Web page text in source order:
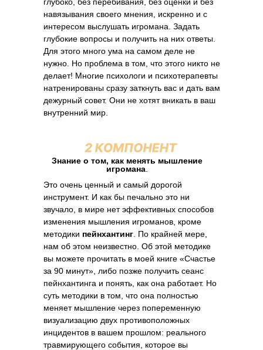
навязывания своего мнения, искренно и с
интересом выслушать игромана. Задать
глубокие вопросы и получить на них ответы.
Для этого много ума на самом деле не
нужно. Но проблема в том, что этого никто не
делает! Многие психологи и психотерапевты
натренированы сразу заткнуть вас и дать вам
дежурный совет. Они не хотят вникать в ваш
внутренний мир.
Это очень ценный и самый дорогой
инструмент. И как бы печально это ни
звучало, в мире нет эффективных способов
изменения мышления игроманов, кроме
методики пейнхантинг . По крайней мере,
нам об этом неизвестно. Об этой методике
вы можете прочитать в моей книге «Счастье
за 90 минут», либо позже получить сеанс
пейнхантинга и понять, как она работает. Но
суть методики в том, что она полностью
меняет мышление через попеременную
визуализацию двух противоположных
инцидентов в вашем прошлом: реального
травмирующего события, которое вы
Знание о том, как менять мышление
игромана